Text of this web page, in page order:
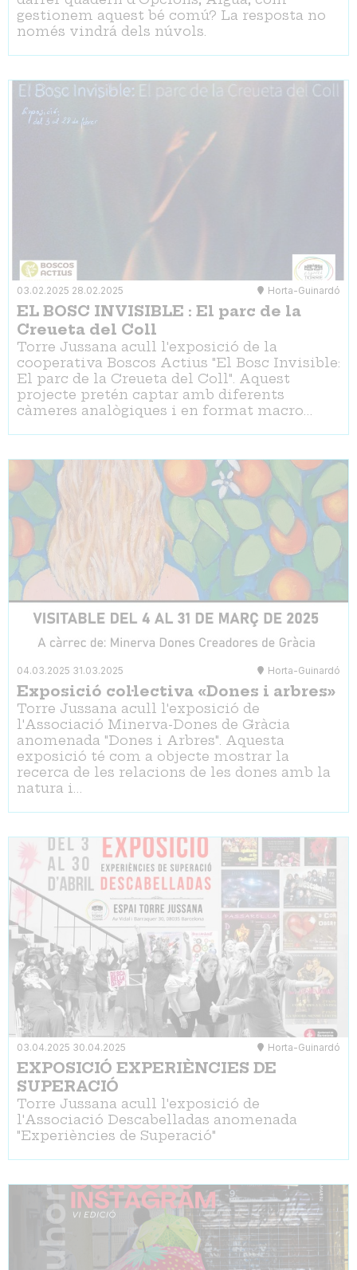
gestionem aquest bé comú? La resposta no
només vindrá dels núvols.
03.02.2025 28.02.2025 Horta-Guinardó
EL BOSC INVISIBLE : El parc de la
Creueta del Coll
Torre Jussana acull l'exposició de la
cooperativa Boscos Actius "El Bosc Invisible:
El parc de la Creueta del Coll". Aquest
projecte pretén captar amb diferents
càmeres analògiques i en format macro…
04.03.2025 31.03.2025 Horta-Guinardó
Exposició col·lectiva «Dones i arbres»
Torre Jussana acull l'exposició de
l'Associació Minerva-Dones de Gràcia
anomenada "Dones i Arbres". Aquesta
exposició té com a objecte mostrar la
recerca de les relacions de les dones amb la
natura i…
03.04.2025 30.04.2025 Horta-Guinardó
EXPOSICIÓ EXPERIÈNCIES DE
SUPERACIÓ
Torre Jussana acull l'exposició de
l'Associació Descabelladas anomenada
"Experiències de Superació"